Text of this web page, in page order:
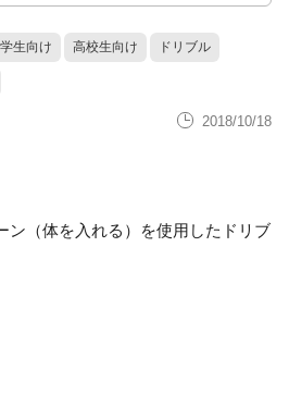
生向け 高校生向け ドリブル
2018/10/18
ン（体を入れる）を使用したドリブ